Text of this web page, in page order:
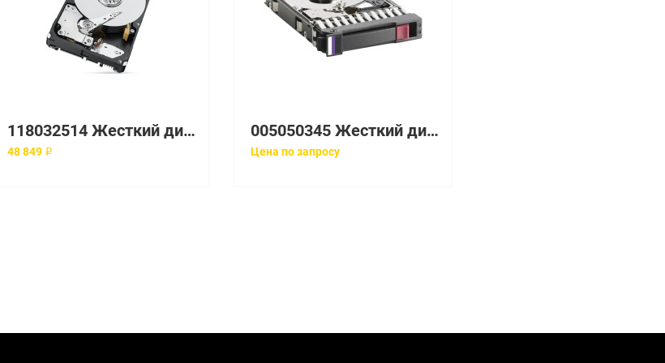
118032514 Жесткий диск EMC
48 849 ₽
005050345 Жесткий диск EMC 600GB 10K 2.5'' SAS 6Gb/s
Цена по запросу